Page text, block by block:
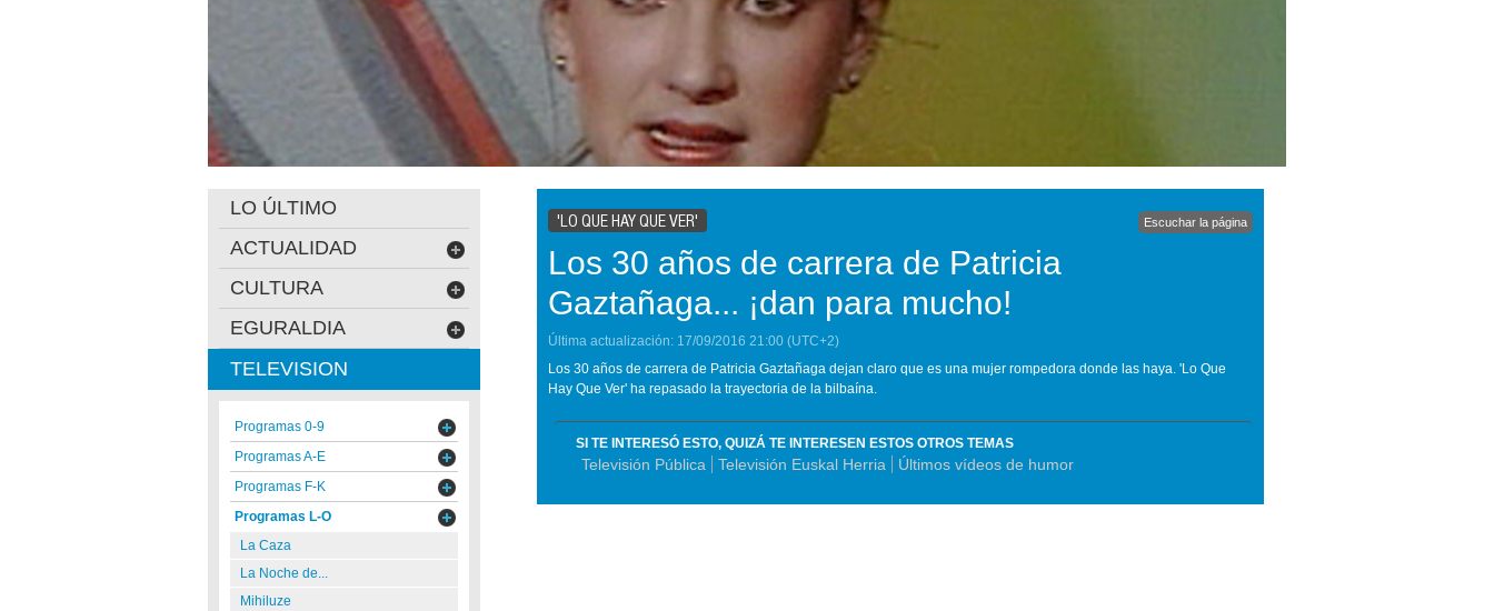
'LO QUE HAY QUE VER' Escuchar la página
Los 30 años de carrera de Patricia
Gaztañaga... ¡dan para mucho!
Última actualización: 17/09/2016 21:00 (UTC+2)
Los 30 años de carrera de Patricia Gaztañaga dejan claro que es una mujer rompedora donde las haya. 'Lo Que
Hay Que Ver' ha repasado la trayectoria de la bilbaína.
SI TE INTERESÓ ESTO, QUIZÁ TE INTERESEN ESTOS OTROS TEMAS
Televisión Pública Televisión Euskal Herria Últimos vídeos de humor
LO ÚLTIMO
ACTUALIDAD
CULTURA
EGURALDIA
TELEVISION
Programas 0-9
Programas A-E
Programas F-K
Programas L-O
La Caza
La Noche de...
Mihiluze